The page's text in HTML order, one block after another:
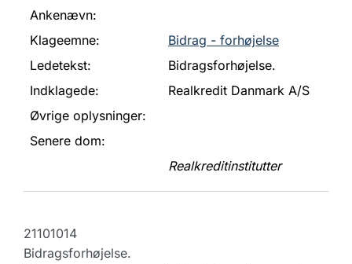
Ankenævn:
Klageemne:
Bidrag - forhøjelse
Ledetekst:
Bidragsforhøjelse.
Indklagede:
Realkredit Danmark A/S
Øvrige oplysninger:
Senere dom:
Realkreditinstitutter
21101014
Bidragsforhøjelse.